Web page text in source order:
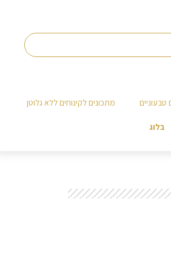
טבעוניים מתכונים לקינוחים ללא גלוטן
בלוג